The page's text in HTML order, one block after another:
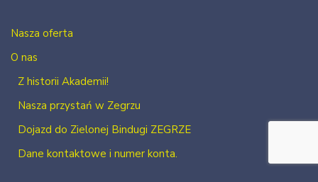
Nasza oferta
O nas
Z historii Akademii!
Nasza przystań w Zegrzu
Dojazd do Zielonej Bindugi ZEGRZE
Dane kontaktowe i numer konta.